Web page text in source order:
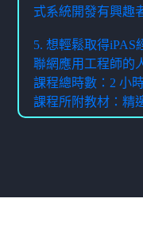
式系統開發有興趣
5. 想輕鬆取得
聯網應用工程師的
課程總時數：2 小
課程所附教材：精